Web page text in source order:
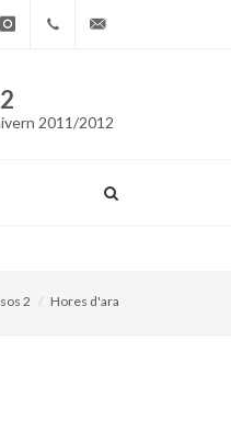
40 40
2
2011/2012
2 Hores d'ara